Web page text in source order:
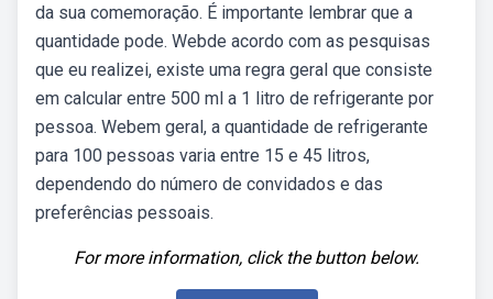
da sua comemoração. É importante lembrar que a
quantidade pode. Webde acordo com as pesquisas
que eu realizei, existe uma regra geral que consiste
em calcular entre 500 ml a 1 litro de refrigerante por
pessoa. Webem geral, a quantidade de refrigerante
para 100 pessoas varia entre 15 e 45 litros,
dependendo do número de convidados e das
preferências pessoais.
For more information, click the button below.